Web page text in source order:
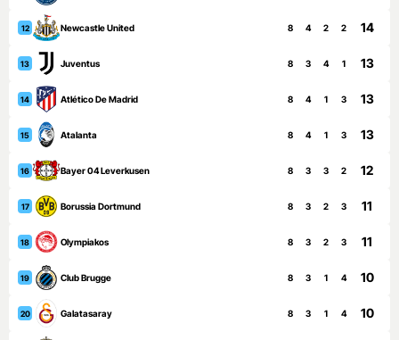
12 Newcastle United 8 4 2 2 14
13 Juventus 8 3 4 1 13
14 Atlético De Madrid 8 4 1 3 13
15 Atalanta 8 4 1 3 13
16 Bayer 04 Leverkusen 8 3 3 2 12
17 Borussia Dortmund 8 3 2 3 11
18 Olympiakos 8 3 2 3 11
19 Club Brugge 8 3 1 4 10
20 Galatasaray 8 3 1 4 10